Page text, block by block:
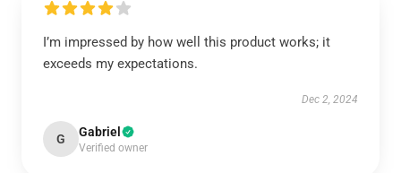
I’m impressed by how well this product works; it
exceeds my expectations.
Dec 2, 2024
G Gabriel
Verified owner